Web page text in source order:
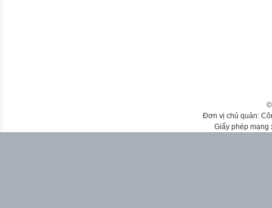
Đơn vị chủ quản:
Giấy phép mạng